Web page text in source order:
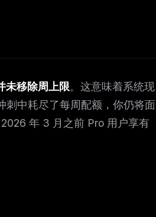
未移除周上限。这意味着系统现
刺中耗尽了每周配额，你仍将面
年 3 月之前 Pro 用户享有